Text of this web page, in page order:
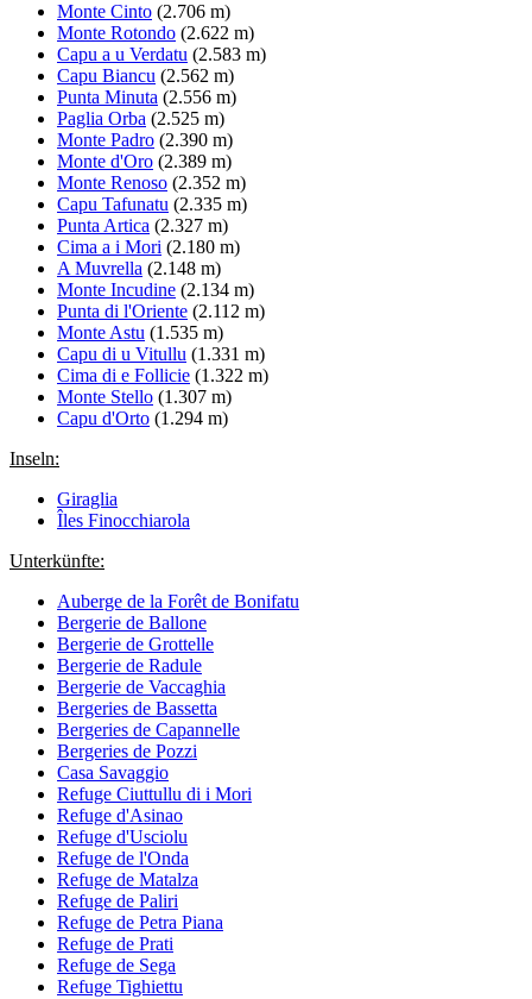
Monte Cinto (2.706 m)
Monte Rotondo (2.622 m)
Capu a u Verdatu (2.583 m)
Capu Biancu (2.562 m)
Punta Minuta (2.556 m)
Paglia Orba (2.525 m)
Monte Padro (2.390 m)
Monte d'Oro (2.389 m)
Monte Renoso (2.352 m)
Capu Tafunatu (2.335 m)
Punta Artica (2.327 m)
Cima a i Mori (2.180 m)
A Muvrella (2.148 m)
Monte Incudine (2.134 m)
Punta di l'Oriente (2.112 m)
Monte Astu (1.535 m)
Capu di u Vitullu (1.331 m)
Cima di e Follicie (1.322 m)
Monte Stello (1.307 m)
Capu d'Orto (1.294 m)
Inseln:
Giraglia
Îles Finocchiarola
Unterkünfte:
Auberge de la Forêt de Bonifatu
Bergerie de Ballone
Bergerie de Grottelle
Bergerie de Radule
Bergerie de Vaccaghia
Bergeries de Bassetta
Bergeries de Capannelle
Bergeries de Pozzi
Casa Savaggio
Refuge Ciuttullu di i Mori
Refuge d'Asinao
Refuge d'Usciolu
Refuge de l'Onda
Refuge de Matalza
Refuge de Paliri
Refuge de Petra Piana
Refuge de Prati
Refuge de Sega
Refuge Tighiettu